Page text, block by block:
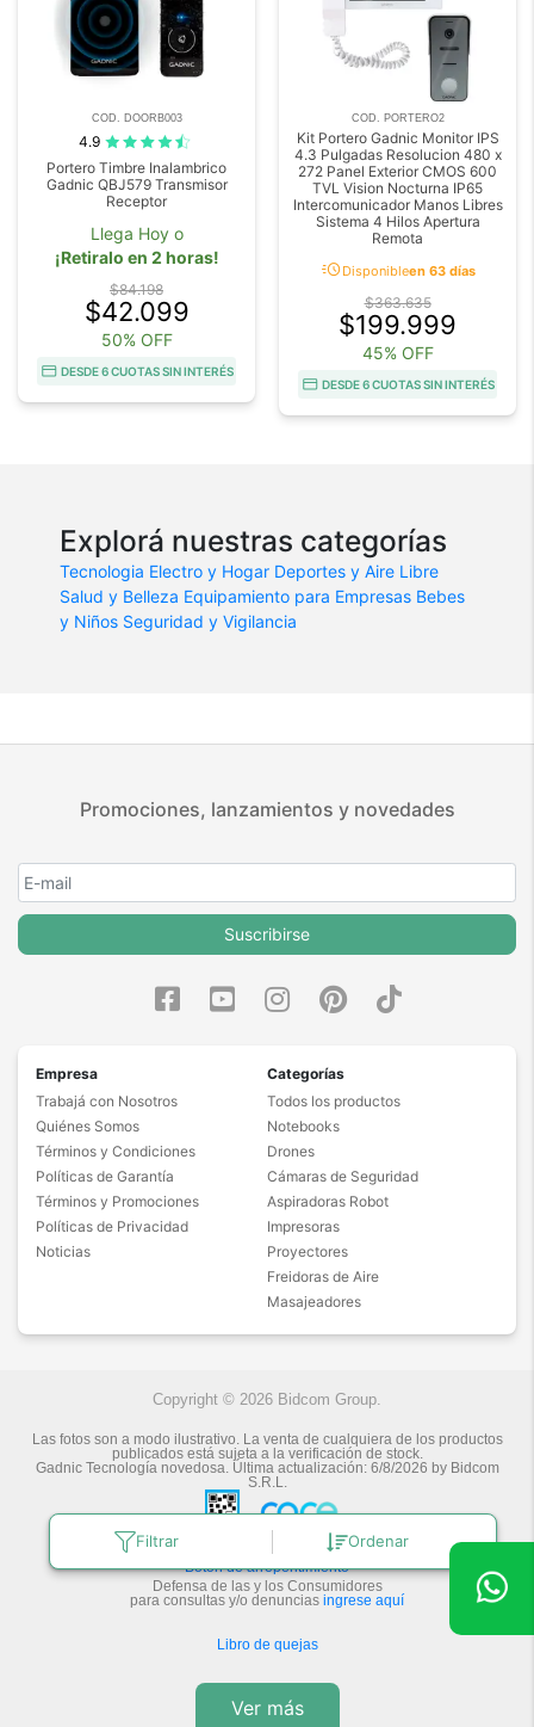
Filtrar Ordenar
COD. DOORB003
4.9
Portero Timbre Inalambrico
Gadnic QBJ579 Transmisor
Receptor
Llega Hoy o
¡Retiralo en 2 horas!
$84.198
$42.099
50% OFF
DESDE 6 CUOTAS SIN INTERÉS
COD. PORTERO2
Kit Portero Gadnic Monitor IPS
4.3 Pulgadas Resolucion 480 x
272 Panel Exterior CMOS 600
TVL Vision Nocturna IP65
Intercomunicador Manos Libres
Sistema 4 Hilos Apertura
Remota
acuteDisponibleen 63 días
$363.635
$199.999
45% OFF
DESDE 6 CUOTAS SIN INTERÉS
Explorá nuestras categorías
Tecnologia Electro y Hogar Deportes y Aire Libre
Salud y Belleza Equipamiento para Empresas Bebes
y Niños Seguridad y Vigilancia
Promociones, lanzamientos y novedades
Suscribirse
Empresa
Trabajá con Nosotros
Quiénes Somos
Términos y Condiciones
Políticas de Garantía
Términos y Promociones
Políticas de Privacidad
Noticias
Categorías
Todos los productos
Notebooks
Drones
Cámaras de Seguridad
Aspiradoras Robot
Impresoras
Proyectores
Freidoras de Aire
Masajeadores
Copyright © 2026 Bidcom Group.
Las fotos son a modo ilustrativo. La venta de cualquiera de los productos
publicados está sujeta a la verificación de stock.
Gadnic Tecnología novedosa. Última actualización: 6/8/2026 by Bidcom
S.R.L.
Botón de arrepentimiento
Defensa de las y los Consumidores
para consultas y/o denuncias ingrese aquí
Libro de quejas
Ver más